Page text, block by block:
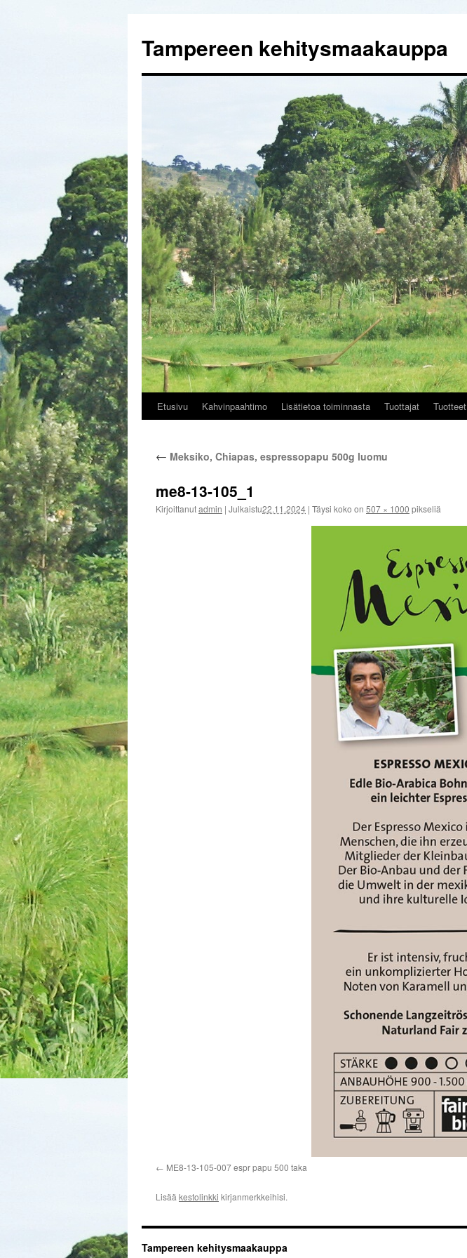
Tampereen kehitysmaakauppa
Siirry
Etusivu Kahvinpaahtimo Lisätietoa toiminnasta Tuottajat Tuotteet
← Meksiko, Chiapas, espressopapu 500g luomu
me8-13-105_1
Kirjoittanutadmin | Julkaistu22.11.2024 | Täysi koko on 507 × 1000 pikseliä
ME8-13-105-007 espr papu 500 taka
Lisääkestolinkki kirjanmerkkeihisi.
Tampereen kehitysmaakauppa